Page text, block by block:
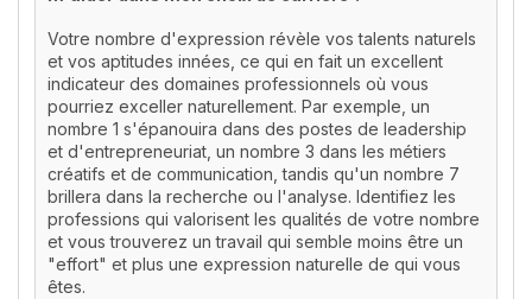
Votre nombre d'expression révèle vos talents naturels
et vos aptitudes innées, ce qui en fait un excellent
indicateur des domaines professionnels où vous
pourriez exceller naturellement. Par exemple, un
nombre 1 s'épanouira dans des postes de leadership
et d'entrepreneuriat, un nombre 3 dans les métiers
créatifs et de communication, tandis qu'un nombre 7
brillera dans la recherche ou l'analyse. Identifiez les
professions qui valorisent les qualités de votre nombre
et vous trouverez un travail qui semble moins être un
"effort" et plus une expression naturelle de qui vous
êtes.